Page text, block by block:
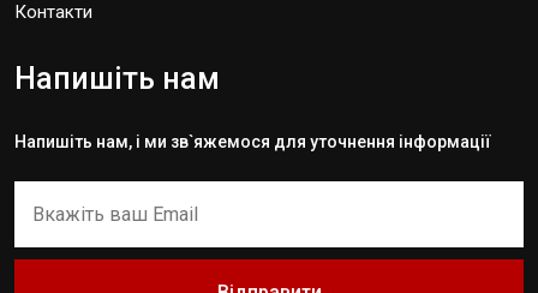
Контакти
Напишіть нам
Напишіть нам, і ми зв`яжемося для уточнення інформації